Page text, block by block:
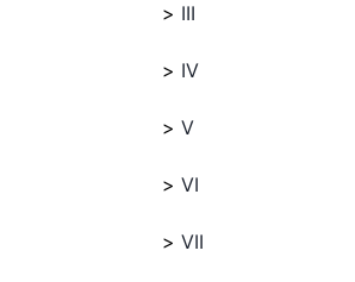
III
IV
V
VI
VII